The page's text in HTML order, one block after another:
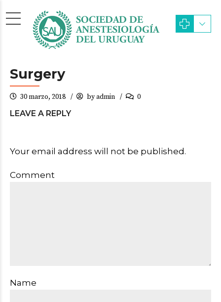
Surgery
30 marzo, 2018 by admin 0
LEAVE A REPLY
Your email address will not be published.
Comment
Name